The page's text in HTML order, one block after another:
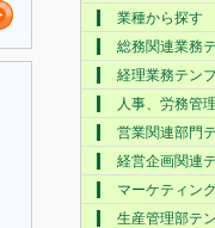
業種から探す
総務関連業務
経理業務テン
人事、労務管
営業関連部門
経営企画関連
マーケティン
生産管理部テ